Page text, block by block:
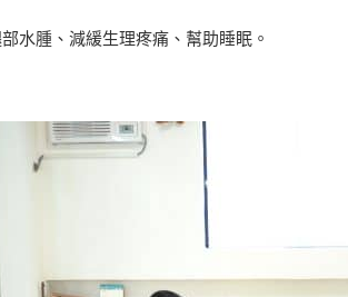
水腫、減緩生理疼痛、幫助睡眠。